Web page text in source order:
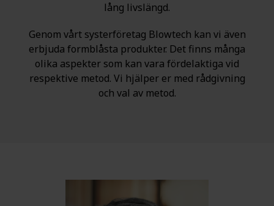
lång livslängd.
Genom vårt systerföretag Blowtech kan vi även
erbjuda formblåsta produkter. Det finns många
olika aspekter som kan vara fördelaktiga vid
respektive metod. Vi hjälper er med rådgivning
och val av metod.